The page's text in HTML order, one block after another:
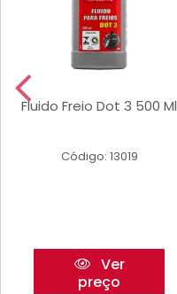
Fluido Freio Dot 3 500 Ml
Código: 13019
Ver
preço